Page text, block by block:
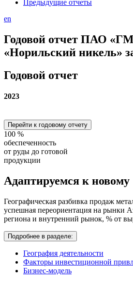
Предыдущие отчеты
en
Годовой отчет ПАО
«Норильский никель»
Годовой отчет
2023
Перейти к годовому отчету
100 %
обеспеченность
от руды до готовой
продукции
Адаптируемся к новому
Географическая разбивка продаж
успешная переориентация на рынки
региона и внутренний рынок, % от
Подробнее в разделе:
География деятельности
Факторы инвестиционной
Бизнес-модель